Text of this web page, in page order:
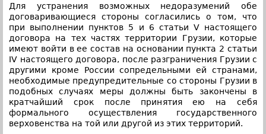
Для устранения возможных недоразумений обе
договаривающиеся стороны согласились о том, что
при выполнении пунктов 5 и 6 статьи V настоящего
договора на тех частях территории Грузии, которые
имеют войти в ее состав на основании пункта 2 статьи
IV настоящего договора, после разграничения Грузии с
другими кроме России сопредельными ей странами,
необходимые предупредительные со стороны Грузии в
подобных случаях меры должны быть закончены в
кратчайший срок после принятия ею на себя
формального осуществления государственного
верховенства на той или другой из этих территорий.